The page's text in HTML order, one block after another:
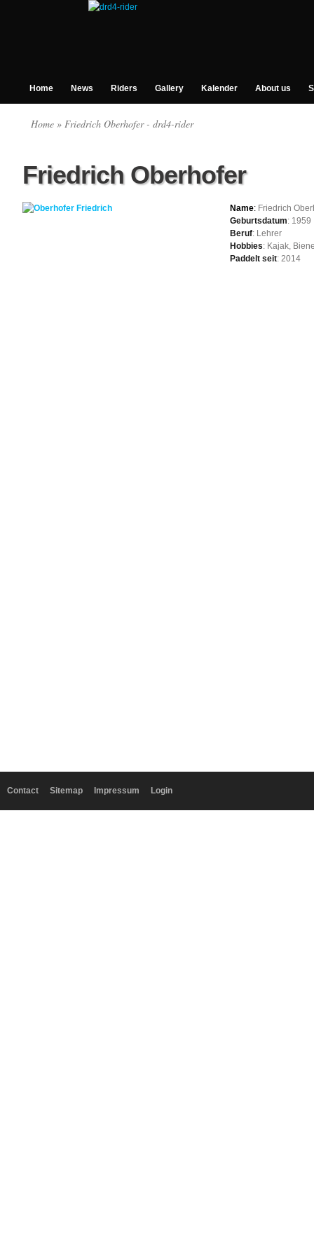
Home News Riders Gallery Kalender About us
Home » Friedrich Oberhofer - drd4-rider
Friedrich Oberhofer
Name: Friedrich
Geburtsdatum: 1959
Beruf: Lehrer
Hobbies: Kajak,
Paddelt seit: 2014
Contact Sitemap Impressum Login